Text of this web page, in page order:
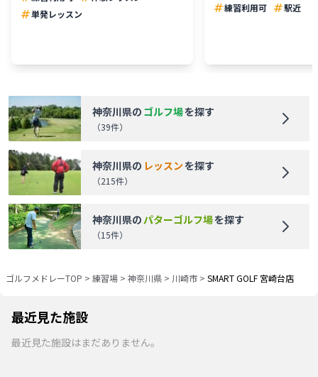
単発レッスン
練習利用可 駅近
神奈川県の ゴルフ場を探す
（39件）
神奈川県の レッスンを探す
（215件）
神奈川県の パターゴルフ場を探す
（15件）
ゴルフメドレーTOP > 練習場 > 神奈川県 > 川崎市 > SMART GOLF 宮崎台店
最近見た施設
最近見た施設はまだありません。